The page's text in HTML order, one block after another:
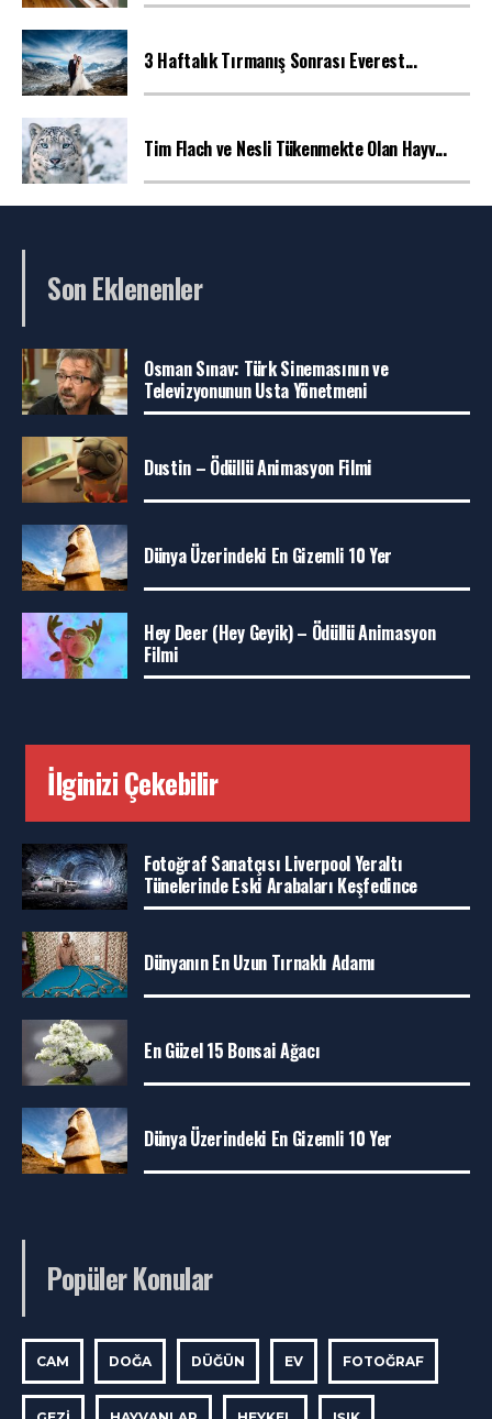
3 Haftalık Tırmanış Sonrası Everest...
Tim Flach ve Nesli Tükenmekte Olan Hayv...
Son Eklenenler
Osman Sınav: Türk Sinemasının ve
Televizyonunun Usta Yönetmeni
Dustin – Ödüllü Animasyon Filmi
Dünya Üzerindeki En Gizemli 10 Yer
Hey Deer (Hey Geyik) – Ödüllü Animasyon
Filmi
İlginizi Çekebilir
Fotoğraf Sanatçısı Liverpool Yeraltı
Tünelerinde Eski Arabaları Keşfedince
Dünyanın En Uzun Tırnaklı Adamı
En Güzel 15 Bonsai Ağacı
Dünya Üzerindeki En Gizemli 10 Yer
Popüler Konular
CAM DOĞA DÜĞÜN EV FOTOĞRAF